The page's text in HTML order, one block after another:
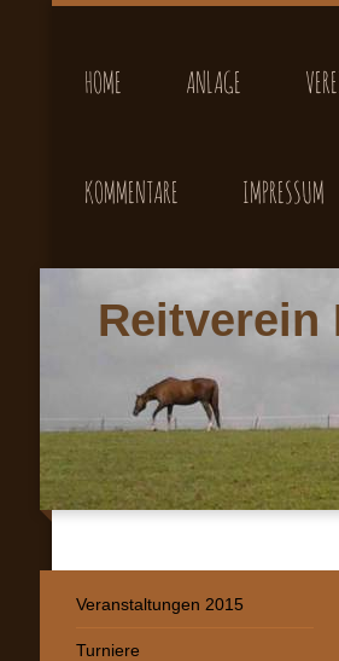
HOME ANLAGE
KOMMENTARE IMPRESSUM
Reitverein
Veranstaltungen 2015
Turniere